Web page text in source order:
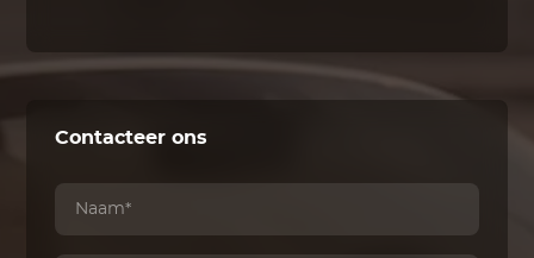
Contacteer ons